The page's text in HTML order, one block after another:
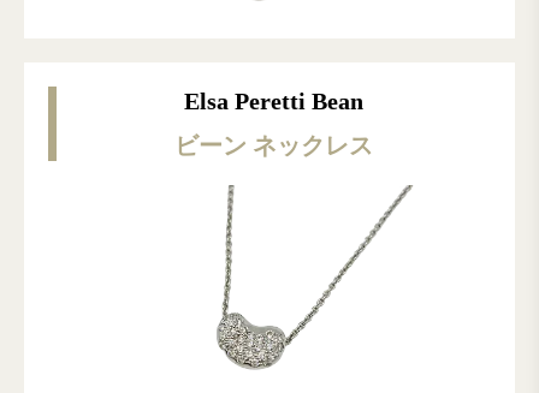
Elsa Peretti Bean
ビーン ネックレス